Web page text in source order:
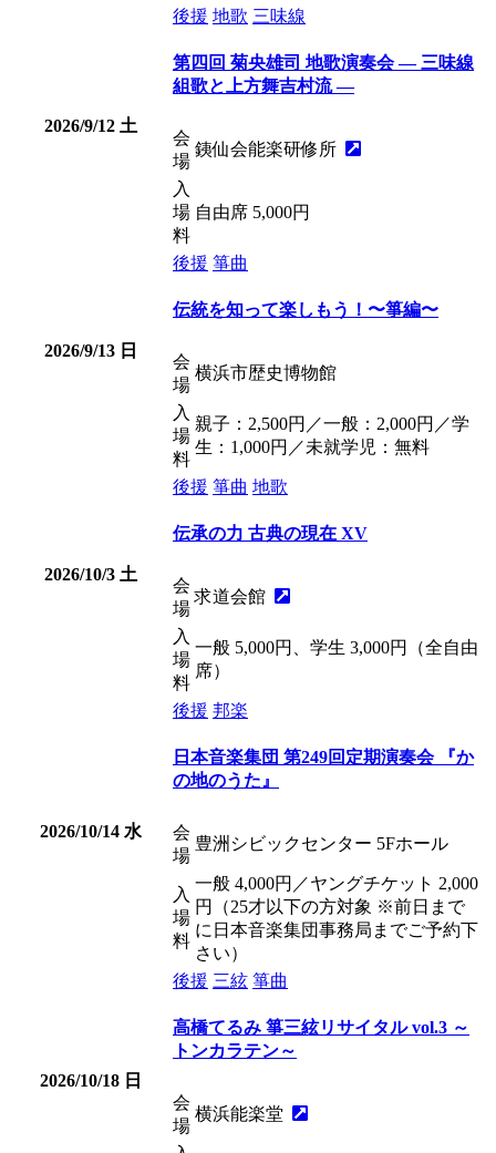
2026/9/12 土
後援 地歌 三味線
第四回 菊央雄司 地歌演奏会 — 三味線
組歌と上方舞吉村流 —
会
場
銕仙会能楽研修所
入
場
料
自由席 5,000円
2026/9/13 日
後援 箏曲
伝統を知って楽しもう！〜箏編〜
会
場
横浜市歴史博物館
入
場
料
親子：2,500円／一般：2,000円／学
生：1,000円／未就学児：無料
2026/10/3 土
後援 箏曲 地歌
伝承の力 古典の現在 XV
会
場
求道会館
入
場
料
一般 5,000円、学生 3,000円（全自由
席）
2026/10/14 水
後援 邦楽
日本音楽集団 第249回定期演奏会 『か
の地のうた』
会
場
豊洲シビックセンター 5Fホール
入
場
料
一般 4,000円／ヤングチケット 2,000
円（25才以下の方対象 ※前日まで
に日本音楽集団事務局までご予約下
さい）
2026/10/18 日
後援 三絃 箏曲
高橋てるみ 箏三絃リサイタル vol.3 ～
トンカラテン～
会
場
横浜能楽堂